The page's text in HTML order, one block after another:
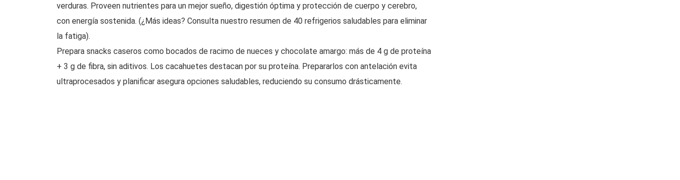
verduras. Proveen nutrientes para un mejor sueño, digestión óptima y protección de cuerpo y cerebro,
con energía sostenida. (¿Más ideas? Consulta nuestro resumen de 40 refrigerios saludables para eliminar
la fatiga).
Prepara snacks caseros como bocados de racimo de nueces y chocolate amargo: más de 4 g de proteína
+ 3 g de fibra, sin aditivos. Los cacahuetes destacan por su proteína. Prepararlos con antelación evita
ultraprocesados y planificar asegura opciones saludables, reduciendo su consumo drásticamente.